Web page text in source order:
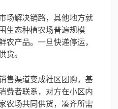
场解决销路，其他地方就
生态种植农场普遍规模
农产品。一旦快递停运，
货。
售渠道变成社区团购，基
费者联系，对方在小区内
农场共同供货，凑齐所需